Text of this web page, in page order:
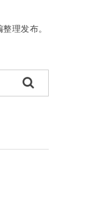
整理发布。